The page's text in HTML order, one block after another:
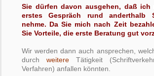
Sie dürfen davon ausgehen, daß ich
erstes Gespräch rund anderthalb
nehme. Da Sie mich nach Zeit
Sie Vorteile, die erste Beratung gut
Wir werden dann auch ansprechen,
durch weitere Tätigkeit
Verfahren) anfallen könnten.